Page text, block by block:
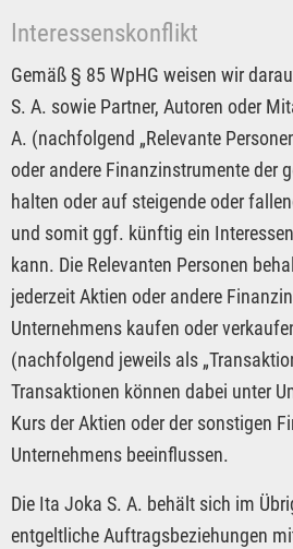
Interessenskonflikt
Gemäß § 85 WpHG weisen wir
S. A. sowie Partner, Autoren oder
A. (nachfolgend „Relevante
oder andere Finanzinstrumente der
halten oder auf steigende oder
und somit ggf. künftig ein
kann. Die Relevanten Personen
jederzeit Aktien oder andere
Unternehmens kaufen oder
(nachfolgend jeweils als
Transaktionen können dabei unter
Kurs der Aktien oder der sonstigen
Unternehmens beeinflussen.
Die Ita Joka S. A. behält sich im
entgeltliche Auftragsbeziehungen